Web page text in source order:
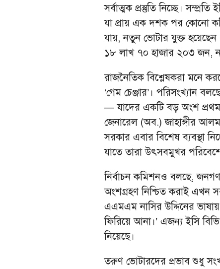
সর্বাত্মক প্রস্তুতি নিচ্ছে।
যা প্রায় এক দশক পর কোনো
যায়, নতুন ভোটার যুক্ত
১৮ লাখ ৭০ হাজার ২০৩ জন,
রাজনৈতিক বিশ্লেষকরা মনে
‘গেম চেঞ্জার’। পরিসংখ্যান
— যাদের একটি বড় অংশ
জেনারেল (অব.) জাহাঙ্গীর
সরকার এবার বিশেষ ব্যবস্থা
যাতে তারা উৎসবমুখর
নির্বাচন কমিশনও বলছে, জনগণ
অংশগ্রহণ নিশ্চিত করাই এখন
এএমএম নাসির উদ্দিনের
ফিরিয়ে আনা।’ এজন্য ইসি
নিয়েছে।
তরুণ ভোটারদের প্রভাব শুধু